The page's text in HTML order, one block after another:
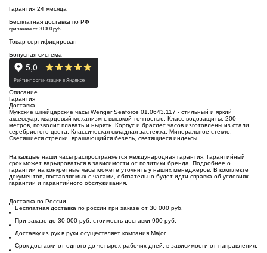
Гарантия 24 месяца
Бесплатная доставка по РФ
при заказе от 30.000 руб.
Товар сертифицирован
Бонусная система
Описание
Гарантия
Доставка
Мужские швейцарские часы Wenger Seaforce 01.0643.117 - стильный и яркий
аксессуар, кварцевый механизм с высокой точностью. Класс водозащиты: 200
метров, позволит плавать и нырять. Корпус и браслет часов изготовлены из стали,
серебристого цвета. Классическая складная застежка. Минеральное стекло.
Светящиеся стрелки, вращающийся безель, светящиеся индексы.
На каждые наши часы распространяется международная гарантия. Гарантийный
срок может варьироваться в зависимости от политики бренда. Подробнее о
гарантии на конкретные часы можете уточнить у наших менеджеров. В комплекте
документов, поставляемых с часами, обязательно будет идти справка об условиях
гарантии и гарантийного обслуживания.
Доставка по России
Бесплатная доставка по россии при заказе от 30 000 руб.
При заказе до 30 000 руб. стоимость доставки 900 руб.
Доставку из рук в руки осуществляет компания Major.
Срок доставки от одного до четырех рабочих дней, в зависимости от направления.